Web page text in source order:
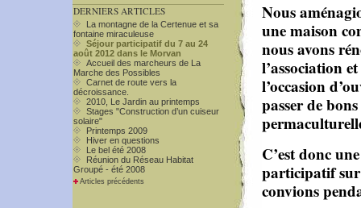
Nous
une maison
nous avons
l’association
l’occasion
passer de
C’est donc
participatif
convions
DERNIERS ARTICLES
La montagne de la Certenue et sa
fontaine miraculeuse
Séjour participatif du 7 au 24
août 2012 dans le Morvan
Accueil des marcheurs de La
Marche des Possibles
Carnet de route vers la
décroissance.
2010, Le Jardin au printemps
Stages "Construction d’un cuiseur
solaire"
Printemps 2009
Hiver en questions
Le bel été 2008
Réunion du Réseau Habitat
Groupé - été 2008
Articles précédents